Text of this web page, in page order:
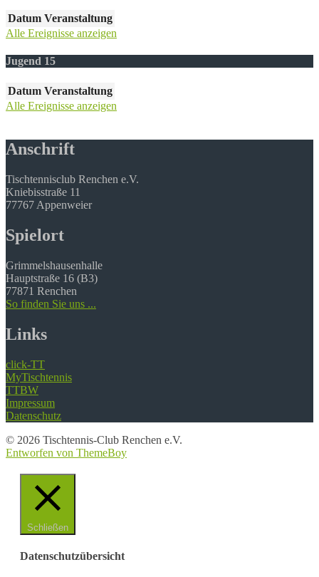
Datum Veranstaltung
Alle Ereignisse anzeigen
Jugend 15
Datum Veranstaltung
Alle Ereignisse anzeigen
Anschrift
Tischtennisclub Renchen e.V.
Kniebisstraße 11
77767 Appenweier
Spielort
Grimmelshausenhalle
Hauptstraße 16 (B3)
77871 Renchen
So finden Sie uns ...
Links
click-TT
MyTischtennis
TTBW
Impressum
Datenschutz
© 2026 Tischtennis-Club Renchen e.V.
Entworfen von ThemeBoy
Schließen
Datenschutzübersicht